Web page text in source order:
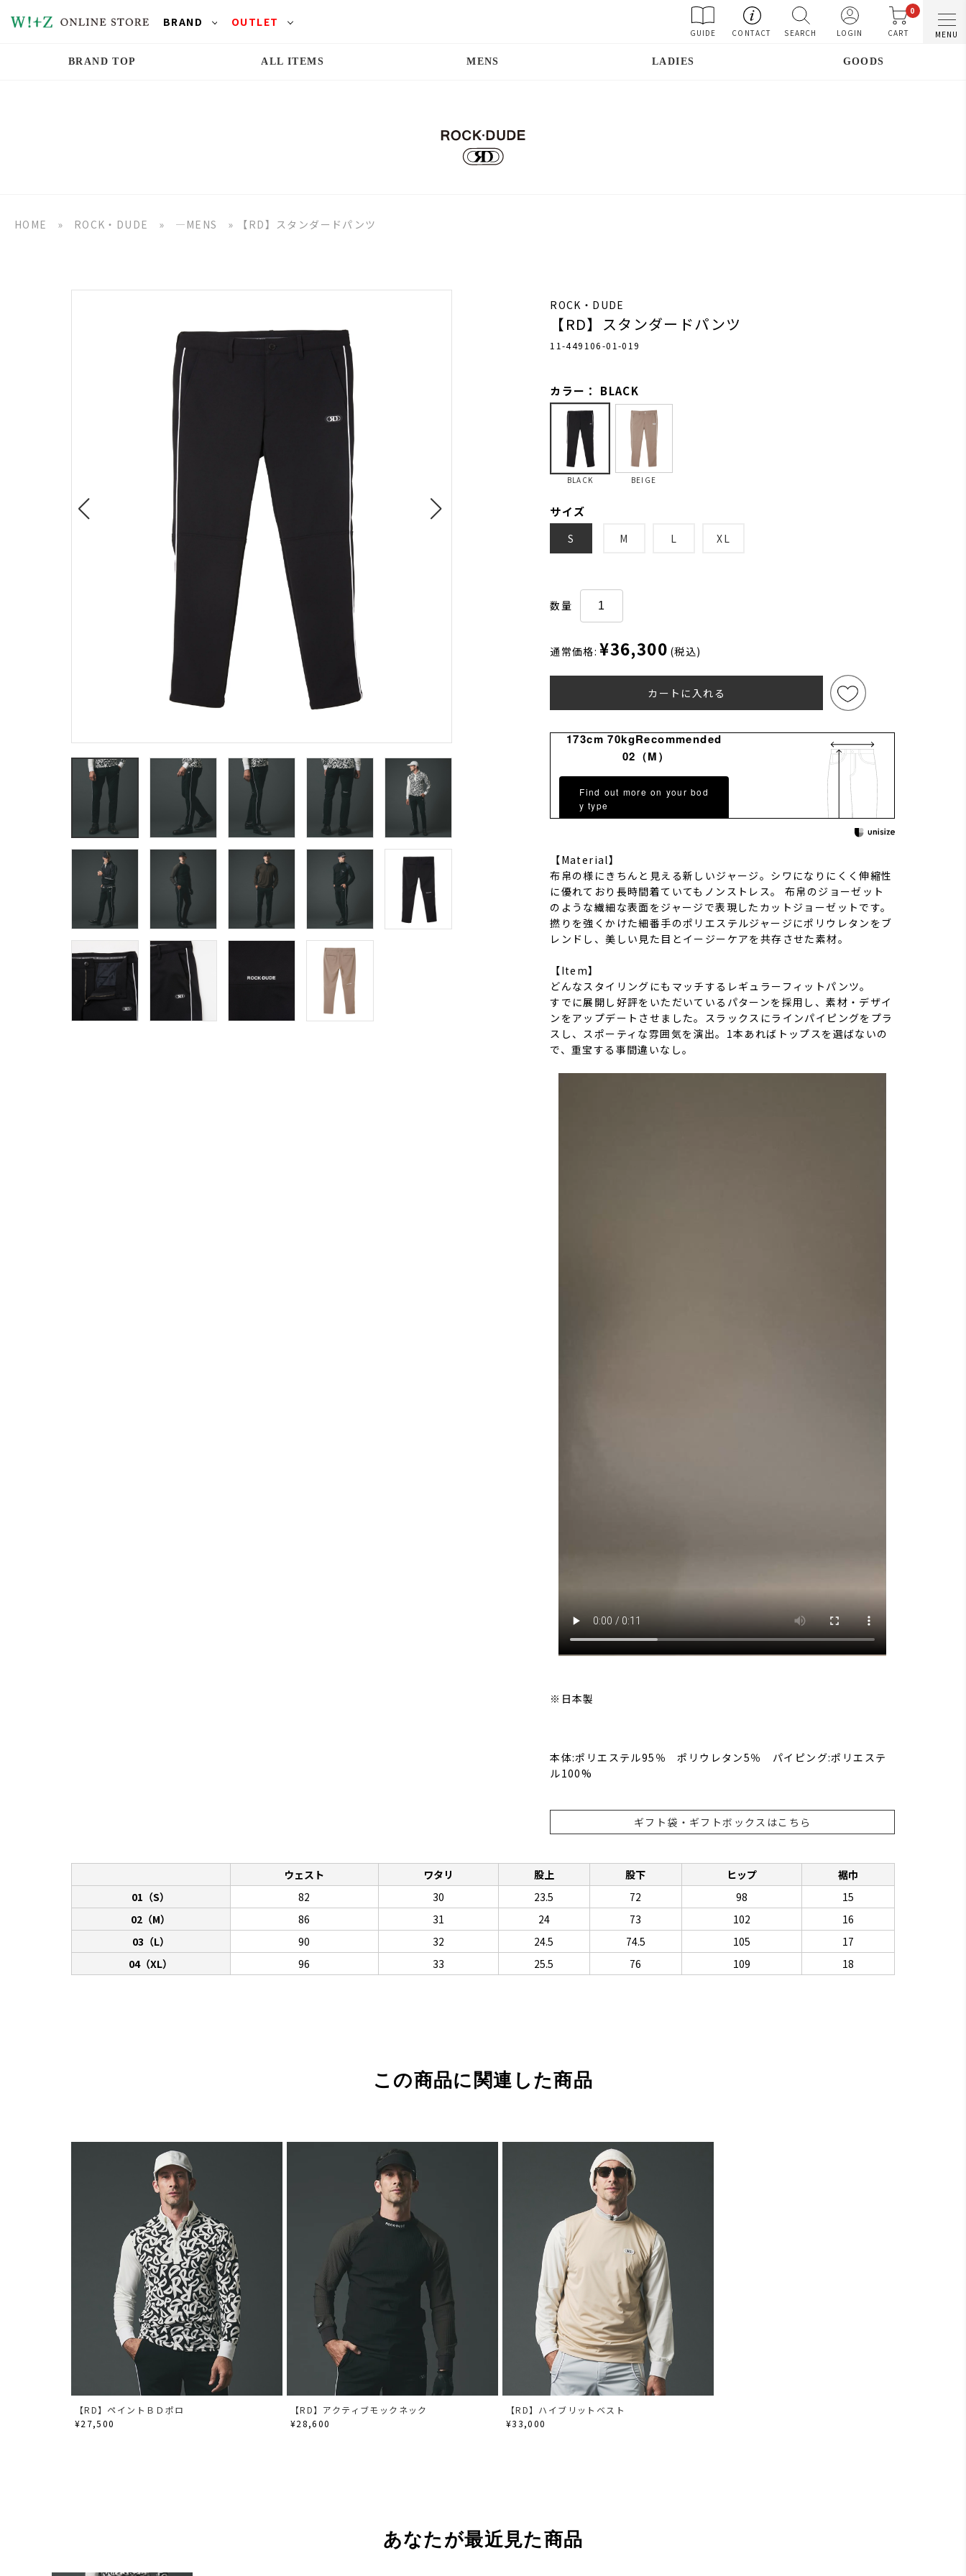
BRAND OUTLET
GUIDE CONTACT SEARCH LOGIN
0
CART MENU
BRAND TOP ALL ITEMS MENS LADIES GOODS
HOME » ROCK・DUDE » ―MENS » 【RD】スタンダードパンツ
ROCK・DUDE
【RD】スタンダードパンツ
11-449106-01-019
カラー： BLACK
BLACK BEIGE
サイズ
S M L XL
数量
通常価格: ¥36,300 (税込)
カートに入れる
173cm 70kgRecommended
02（M）
Find out more on your bod
y type
【Material】
布帛の様にきちんと見える新しいジャージ。シワになりにくく伸縮性
に優れており長時間着ていてもノンストレス。 布帛のジョーゼット
のような繊細な表面をジャージで表現したカットジョーゼットです。
撚りを強くかけた細番手のポリエステルジャージにポリウレタンをブ
レンドし、美しい見た目とイージーケアを共存させた素材。
【Item】
どんなスタイリングにもマッチするレギュラーフィットパンツ。
すでに展開し好評をいただいているパターンを採用し、素材・デザイ
ンをアップデートさせました。スラックスにラインパイピングをプラ
スし、スポーティな雰囲気を演出。1本あればトップスを選ばないの
で、重宝する事間違いなし。
※日本製
本体:ポリエステル95％ ポリウレタン5％ パイピング:ポリエステ
ル100%
ギフト袋・ギフトボックスはこちら
ウェスト ワタリ 股上 股下 ヒップ
裾巾
01（S）
82 30 23.5 72 98
15
02（M）
86 31 24 73 102
16
03（L）
90 32 24.5 74.5 105
17
04（XL）
96 33 25.5 76 109 18
この商品に関連した商品
【RD】ペイントＢＤポロ
¥27,500
【RD】アクティブモックネック
¥28,600
【RD】ハイブリットベスト
¥33,000
あなたが最近見た商品